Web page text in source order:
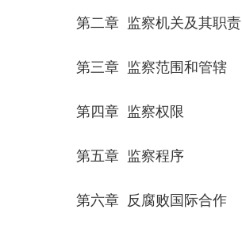
第二章 监察机关及其职责
第三章 监察范围和管辖
第四章 监察权限
第五章 监察程序
第六章 反腐败国际合作